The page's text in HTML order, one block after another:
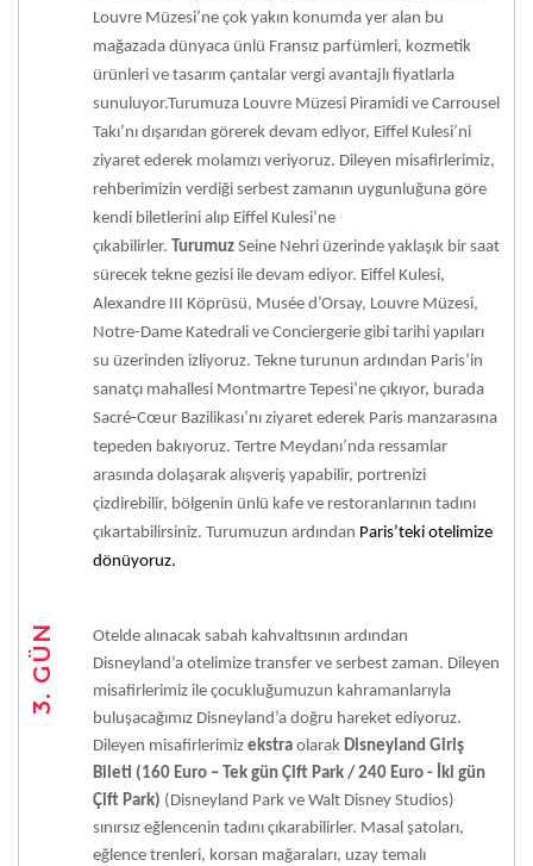
Louvre Müzesi’ne çok yakın konumda yer alan bu
mağazada dünyaca ünlü Fransız parfümleri, kozmetik
ürünleri ve tasarım çantalar vergi avantajlı fiyatlarla
sunuluyor.Turumuza Louvre Müzesi Piramidi ve Carrousel
Takı’nı dışarıdan görerek devam ediyor, Eiffel Kulesi’ni
ziyaret ederek molamızı veriyoruz. Dileyen misafirlerimiz,
rehberimizin verdiği serbest zamanın uygunluğuna göre
kendi biletlerini alıp Eiffel Kulesi’ne
çıkabilirler. Turumuz Seine Nehri üzerinde yaklaşık bir saat
sürecek tekne gezisi ile devam ediyor. Eiffel Kulesi,
Alexandre III Köprüsü, Musée d’Orsay, Louvre Müzesi,
Notre-Dame Katedrali ve Conciergerie gibi tarihi yapıları
su üzerinden izliyoruz. Tekne turunun ardından Paris’in
sanatçı mahallesi Montmartre Tepesi’ne çıkıyor, burada
Sacré-Cœur Bazilikası’nı ziyaret ederek Paris manzarasına
tepeden bakıyoruz. Tertre Meydanı’nda ressamlar
arasında dolaşarak alışveriş yapabilir, portrenizi
çizdirebilir, bölgenin ünlü kafe ve restoranlarının tadını
çıkartabilirsiniz. Turumuzun ardından Paris’teki otelimize
dönüyoruz.
3. GÜN
Otelde alınacak sabah kahvaltısının ardından
Disneyland’a otelimize transfer ve serbest zaman. Dileyen
misafirlerimiz ile çocukluğumuzun kahramanlarıyla
buluşacağımız Disneyland’a doğru hareket ediyoruz.
Dileyen misafirlerimiz ekstra olarak Disneyland Giriş
Bileti (160 Euro – Tek gün Çift Park / 240 Euro - İki gün
Çift Park) (Disneyland Park ve Walt Disney Studios)
sınırsız eğlencenin tadını çıkarabilirler. Masal şatoları,
eğlence trenleri, korsan mağaraları, uzay temalı